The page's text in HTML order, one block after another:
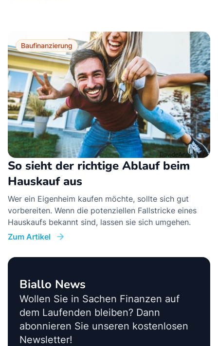
Baufinanzierung
So sieht der richtige Ablauf beim
Hauskauf aus
Wer ein Eigenheim kaufen möchte, sollte sich gut
vorbereiten. Wenn die potenziellen Fallstricke eines
Hauskaufs bekannt sind, lassen sie sich umgehen.
Zum Artikel
Biallo News
Wollen Sie in Sachen Finanzen auf
dem Laufenden bleiben? Dann
abonnieren Sie unseren kostenlosen
Newsletter!